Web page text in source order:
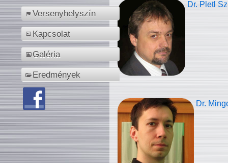
Versenyhelyszín
Kapcsolat
Galéria
Eredmények
Dr. Pletl
Dr.